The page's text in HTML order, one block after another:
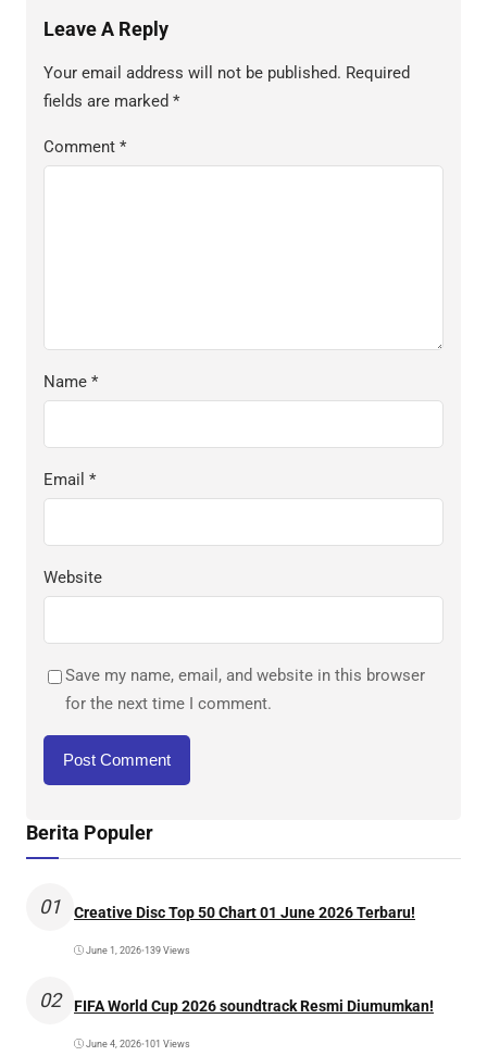
Leave A Reply
Your email address will not be published. Required
fields are marked *
Comment *
Name *
Email *
Website
Save my name, email, and website in this browser
for the next time I comment.
Berita Populer
01 Creative Disc Top 50 Chart 01 June 2026 Terbaru!
June 1, 2026•139 Views
02 FIFA World Cup 2026 soundtrack Resmi Diumumkan!
June 4, 2026•101 Views